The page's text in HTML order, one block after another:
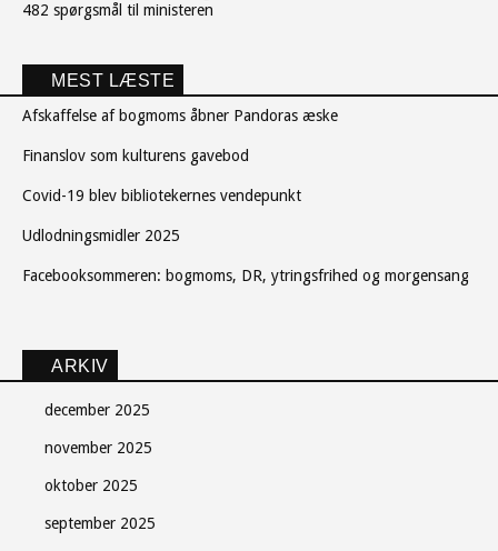
482 spørgsmål til ministeren
MEST LÆSTE
Afskaffelse af bogmoms åbner Pandoras æske
Finanslov som kulturens gavebod
Covid-19 blev bibliotekernes vendepunkt
Udlodningsmidler 2025
Facebooksommeren: bogmoms, DR, ytringsfrihed og morgensang
ARKIV
december 2025
november 2025
oktober 2025
september 2025